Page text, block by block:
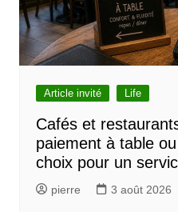
Article invité Life
Cafés et
paiement à table
choix pour un
pierre 3 août 2026